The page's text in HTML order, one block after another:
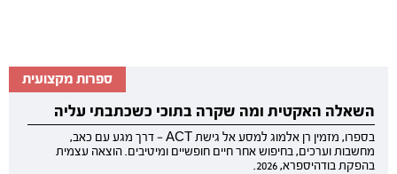
ספרות מקצועית
השאלה האקטית ומה שקרה בתוכי כשכתבתי עליה
בספרו, מזמין רן אלמוג למסע אל גישת ACT — דרך מגע עם כאב,
מחשבות וערכים, בחיפוש אחר חיים חופשיים ומיטיבים. הוצאה עצמית
בהפקת בודהיספרא, 2026.